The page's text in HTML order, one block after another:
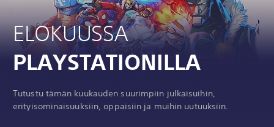
ELOKUUSSA
PLAYSTATIONILLA
Tutustu tämän kuukauden suurimpiin julkaisuihin,
erityisominaisuuksiin, oppaisiin ja muihin uutuuksiin.